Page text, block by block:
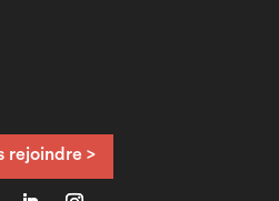
rejoindre >